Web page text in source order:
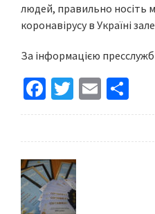
людей, правильно носіть
коронавірусу в Україні
За інформацією
Fa
ce
o
o
k
T
wi
er
E
m h